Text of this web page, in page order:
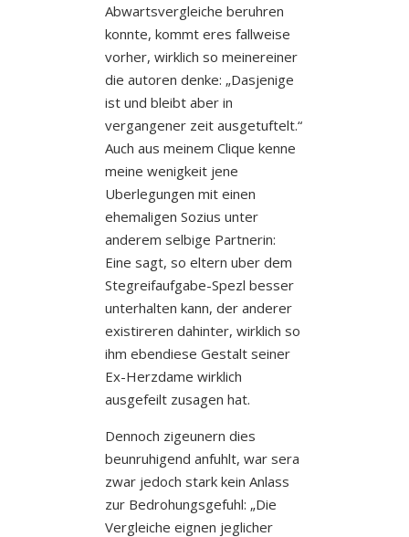
Abwartsvergleiche beruhren
konnte, kommt eres fallweise
vorher, wirklich so meinereiner
die autoren denke: „Dasjenige
ist und bleibt aber in
vergangener zeit ausgetuftelt.“
Auch aus meinem Clique kenne
meine wenigkeit jene
Uberlegungen mit einen
ehemaligen Sozius unter
anderem selbige Partnerin:
Eine sagt, so eltern uber dem
Stegreifaufgabe-Spezl besser
unterhalten kann, der anderer
existireren dahinter, wirklich so
ihm ebendiese Gestalt seiner
Ex-Herzdame wirklich
ausgefeilt zusagen hat.
Dennoch zigeunern dies
beunruhigend anfuhlt, war sera
zwar jedoch stark kein Anlass
zur Bedrohungsgefuhl: „Die
Vergleiche eignen jeglicher